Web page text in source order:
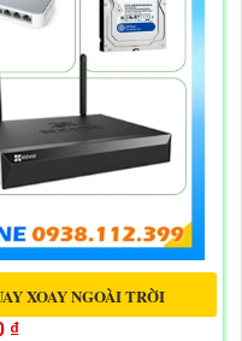
XOAY NGOÀI TRỜI
₫